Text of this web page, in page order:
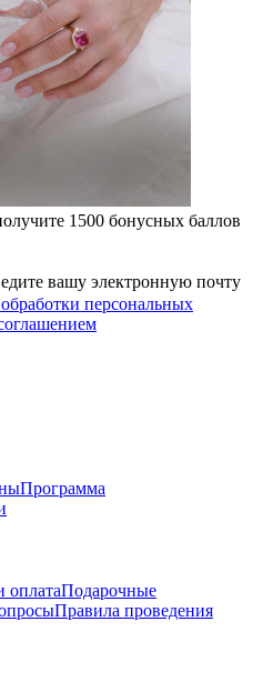
1500 бонусных баллов
вашу электронную почту
персональных
Программа
оплатаПодарочные
Правила проведения